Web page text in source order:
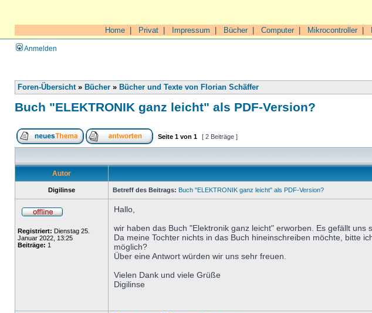
Home Privat Impressum Bücher| Computer| Mikrocontroller|
Anmelden
Foren-Übersicht» Bücher » Bücher und Texte von Florian Schäffer
Buch "ELEKTRONIK ganz leicht" als PDF-Version?
Seite 1 von 1 [ 2 Beiträge ]
Autor
Digilinse Betreff des Beitrags: Buch "ELEKTRONIK ganz leicht" als PDF-Version?
Registriert: Dienstag 25.
Januar 2022, 13:25
Beiträge: 1
Hallo,
wir haben das Buch "Elektronik ganz leicht" erworben. Es gefällt uns
Da meine Tochter nichts in das Buch hineinschreiben möchte, bitte
möglich?
Über eine Antwort würden wir uns sehr freuen.
Vielen Dank und viele Grüße
Digilinse